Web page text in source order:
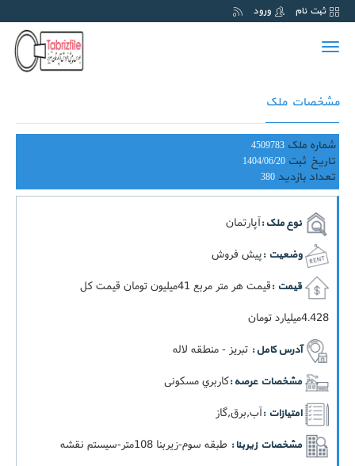
ثبت نام ورود
Toggle
مشخصات ملک
شماره ملک 4509783
تاریخ ثبت 1404/06/20
تعداد بازدید 380
نوع ملک :آپارتمان
وضعیت :پیش فروش
قیمت :
قيمت هر متر مربع 41ميليون تومان قيمت کل
4.428ميليارد تومان
آدرس کامل : تبریز - منطقه لاله
مشخصات عرصه :کاربري مسکونی
امتیازات :آب,برق,گاز
مشخصات زیربنا :
طبقه سوم-زيربنا 108متر-سيستم نقشه